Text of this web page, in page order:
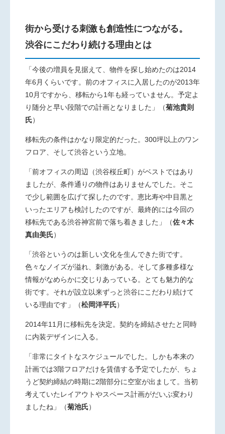
街から受ける刺激も創造性につながる。
渋谷にこだわり続ける理由とは
「今後の増員を見据えて、物件を探し始めたのは2014
年6月くらいです。前のオフィスに入居したのが2013年
10月ですから、移転から1年も経っていません。予定よ
り随分と早い段階での計画となりました」（菊池貴則
氏）
移転先の条件はかなり限定的だった。300坪以上のワン
フロア、そして渋谷という立地。
「前オフィスの周辺（渋谷桜丘町）がベストではあり
ましたが、条件通りの物件はありませんでした。そこ
で少し範囲を広げて探したのです。恵比寿や中目黒と
いったエリアも検討したのですが、 最終的には今回の
移転先である渋谷神宮前で落ち着きました」
（佐々木
真由美氏）
「渋谷というのは新しい文化を生んできた街です。
色々なノイズが溢れ、刺激がある。そして多種多様な
情報がなめらかに交じり あっている。とても魅力的な
街です。それが設立以来ずっと渋谷にこだわり続けて
いる理由です」（松岡洋平氏）
2014年11月に移転先を決定。契約を締結させたと同時
に内装デザインに入る。
「非常にタイトなスケジュールでした。しかも本来の
計画では3階フロアだけを賃借する予定でしたが、ちょ
うど契約締結の時期に2階部分に空室が出まして。当初
考えていたレイアウトやスペース計画がだいぶ変わり
ましたね」（菊池氏）